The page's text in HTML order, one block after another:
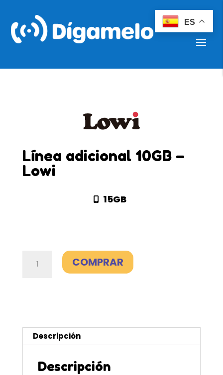
Línea adicional 10GB –
Lowi
15GB
adicional
COMPRAR
Descripción
Descripción
ES